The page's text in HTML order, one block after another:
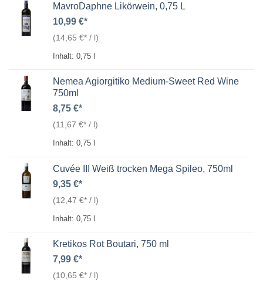
MavroDaphne Likörwein, 0,75 L
10,99 €
(14,65 € / l)
Inhalt: 0,75
Nemea Agiorgitiko Medium-Sweet Red Wine
750ml
8,75 €
(11,67 € / l)
Inhalt: 0,75
Cuvée III Weiß trocken Mega Spileo, 750ml
9,35 €
(12,47 € / l)
Inhalt: 0,75
Kretikos Rot Boutari, 750 ml
7,99 €
(10,65 € / l)